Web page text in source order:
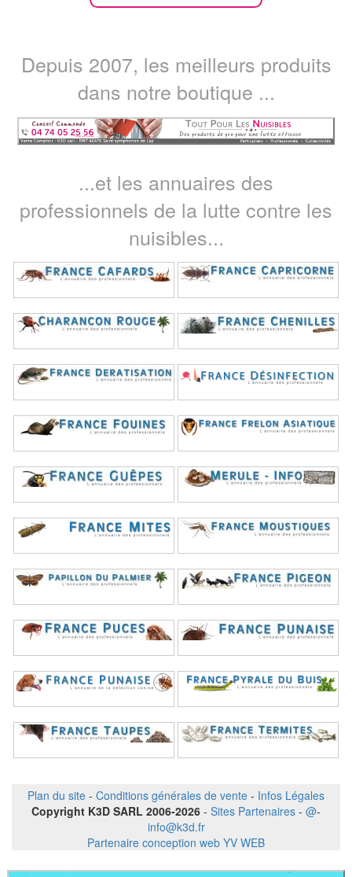
Depuis 2007, les meilleurs produits
dans notre boutique ...
...et les annuaires des
professionnels de la lutte contre les
nuisibles...
Plan du site - Conditions générales de vente - Infos Légales
Copyright K3D SARL 2006-2026 - Sites Partenaires - @-
info@k3d.fr
Partenaire conception web YV WEB